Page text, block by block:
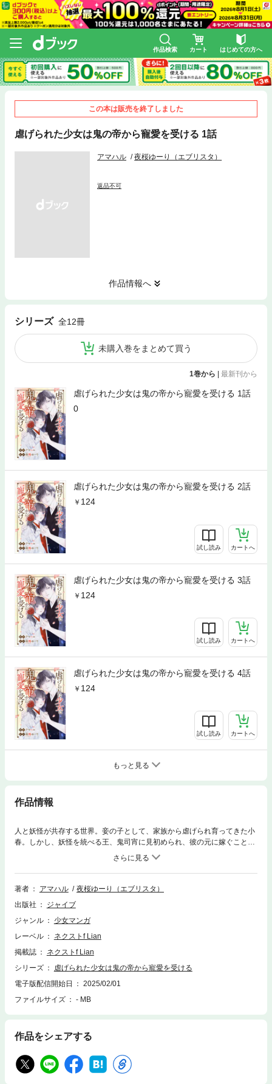
作品検索 カート はじめての方へ
この本は販売を終了しました
虐げられた少女は鬼の帝から寵愛を受ける 1話
アマハル 夜桜ゆーり（エブリスタ）
返品不可
作品情報へ
シリーズ 全12冊
未購入巻をまとめて買う
1巻から 最新刊から
虐げられた少女は鬼の帝から寵愛を受ける 1話
0
虐げられた少女は鬼の帝から寵愛を受ける 2話
124
試し読み カートへ
虐げられた少女は鬼の帝から寵愛を受ける 3話
124
試し読み カートへ
虐げられた少女は鬼の帝から寵愛を受ける 4話
124
試し読み カートへ
もっと見る
作品情報
人と妖怪が共存する世界。妾の子として、家族から虐げられ育ってきた小
春。しかし、妖怪を統べる王、鬼司宵に見初められ、彼の元に嫁ぐこと
に……。鬼司家で、今まで感じたことのなかったぬくもりや優しさを知
り、生きる意味を理解していく小春。また宵も、彼女の純真さとやさしさ
に次第に本当に惹かれていきく。しかし、妖怪の王に人間が嫁いだことを
快く思わない妖怪たちも多く、小春はその身を狙われることになっていき
女は鬼の帝に寵愛を受ける」のコミカライズです。
著者 アマハル
夜桜ゆーり（エブリスタ）
出版社
ジャイブ
ジャンル
少女マンガ
レーベル
ネクストf Lian
掲載誌
ネクストf Lian
シリーズ
虐げられた少女は鬼の帝から寵愛を受ける
電子版配信開始日
2025/02/01
ファイルサイズ
- MB
作品をシェアする